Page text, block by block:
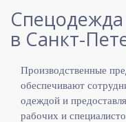
в Санкт-
Производственные
обеспечивают
одеждой и
рабочих и